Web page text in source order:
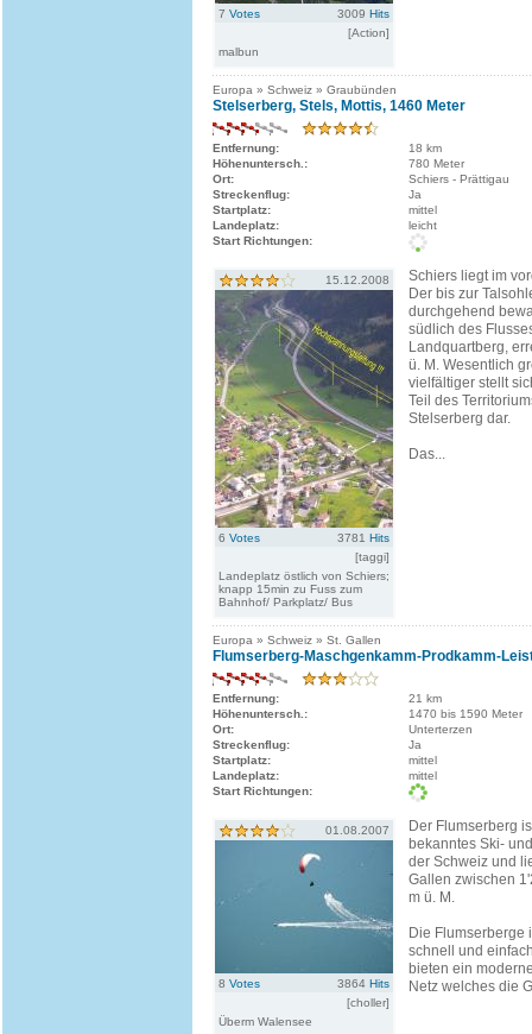
7 Votes 3009 Hits
[Action]
malbun
Europa » Schweiz » Graubünden
Stelserberg, Stels, Mottis, 1460 Meter
Entfernung:
18 km
Höhenuntersch.:
780 Meter
Ort:
Schiers - Prättigau
Streckenflug:
Ja
Startplatz:
mittel
Landeplatz:
leicht
Start Richtungen:
15.12.2008
6 Votes 3781 Hits
[taggi]
Landeplatz östlich von Schiers;
knapp 15min zu Fuss zum
Bahnhof/ Parkplatz/ Bus
Schiers liegt im
Der bis zur
durchgehend
südlich des
Landquartberg,
ü. M. Wesentlich
vielfältiger stellt
Teil des
Stelserberg dar.
Das...
Europa » Schweiz » St. Gallen
Flumserberg-Maschgenkamm-Prodkamm-
Entfernung:
21 km
Höhenuntersch.:
1470 bis 1590 Meter
Ort:
Unterterzen
Streckenflug:
Ja
Startplatz:
mittel
Landeplatz:
mittel
Start Richtungen:
01.08.2007
8 Votes 3864 Hits
[choller]
Überm Walensee
Der Flumserberg
bekanntes Ski-
der Schweiz und
Gallen zwischen
m ü. M.
Die Flumserberge
schnell und
bieten ein
Netz welches die